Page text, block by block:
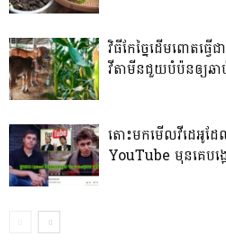
វិធីកែច្នៃដើមពោតធ្វ
វីតាមីនជួយបំប៉នឲ្យឆ
តោះមកមើលវីដេអូដែ
YouTube មុនគេបង្